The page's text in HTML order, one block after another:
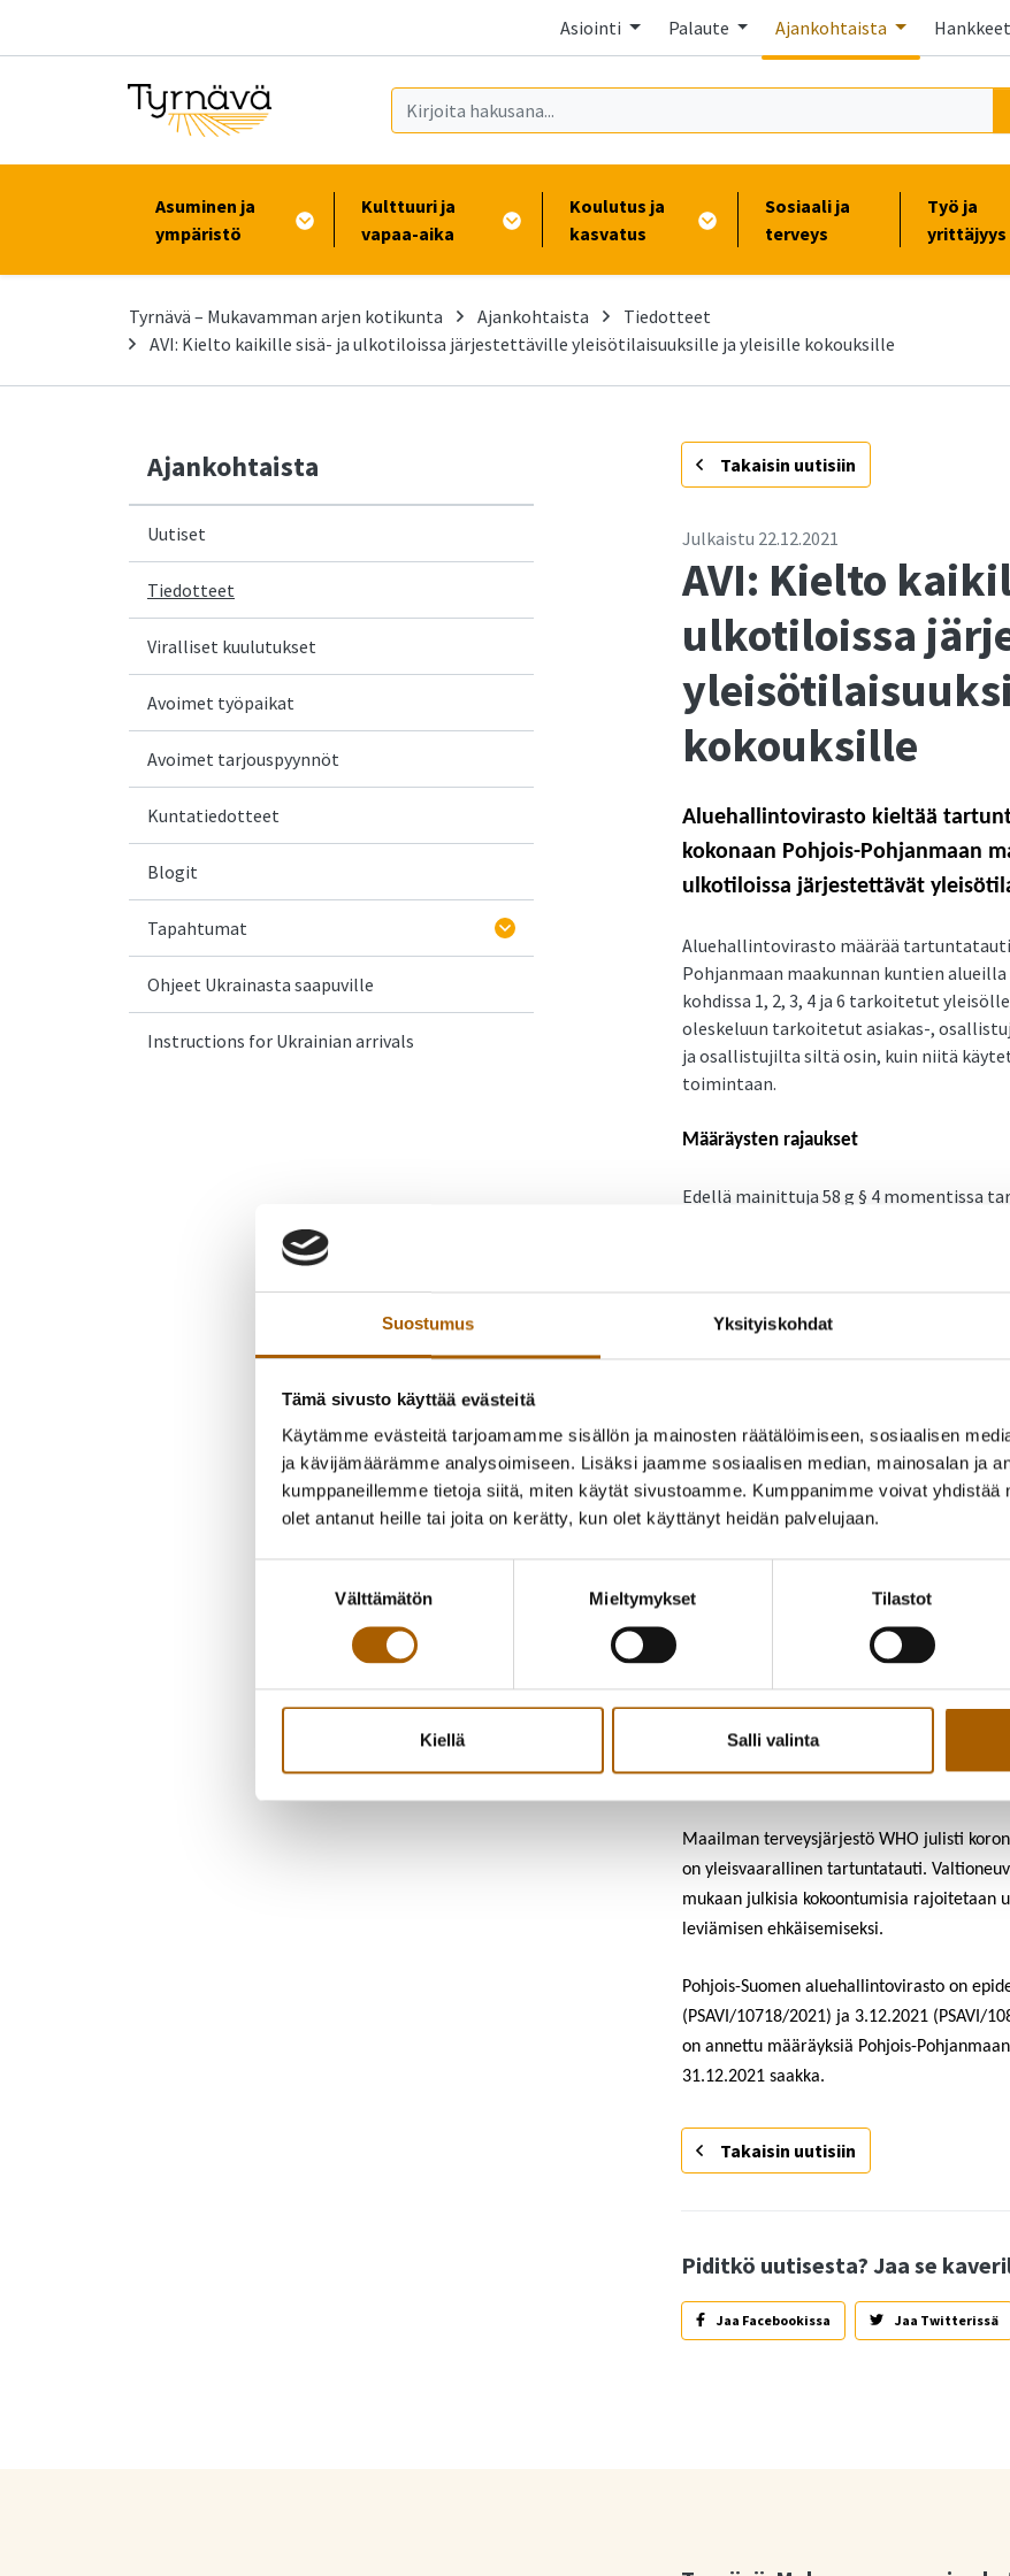
Suostumus Yksityiskohdat
Tämä sivusto käyttää evästeitä
Käytämme evästeitä tarjoamamme sisällön ja mainosten räätälöimiseen, sosiaalisen
ja kävijämäärämme analysoimiseen. Lisäksi jaamme sosiaalisen median, mainosalan ja
kumppaneillemme tietoja siitä, miten käytät sivustoamme. Kumppanimme voivat yhdistää
olet antanut heille tai joita on kerätty, kun olet käyttänyt heidän palvelujaan.
Välttämätön Mieltymykset Tilastot
Kiellä Salli valinta
Asiointi Palaute Ajankohtaista Hankkeet
Asuminen ja
ympäristö
Kulttuuri ja
vapaa-aika
Koulutus ja
kasvatus
Sosiaali ja
terveys
Työ ja
yrittäjyys
Tyrnävä – Mukavamman arjen kotikunta Ajankohtaista
Tiedotteet
AVI: Kielto kaikille sisä- ja ulkotiloissa järjestettäville yleisötilaisuuksille ja yleisille kokouksille
Ajankohtaista
Uutiset
Tiedotteet
Viralliset kuulutukset
Avoimet työpaikat
Avoimet tarjouspyynnöt
Kuntatiedotteet
Blogit
Tapahtumat
Ohjeet Ukrainasta saapuville
Instructions for Ukrainian arrivals
- Takaisin uutisiin
Julkaistu 22.12.2021
AVI: Kielto
ulkotiloissa
kokouksille
Aluehallintovirasto kieltää
kokonaan Pohjois-Pohjanmaan
ulkotiloissa järjestettävät
Aluehallintovirasto määrää
Pohjanmaan maakunnan kuntien
kohdissa 1, 2, 3, 4 ja 6 tarkoitetut
oleskeluun tarkoitetut asiakas-,
ja osallistujilta siltä osin, kuin niitä
toimintaan.
Määräysten rajaukset
Edellä mainittuja 58 g § 4 momentissa
Tämä määräys tilojen väliaikaisesta
momentin kohdan 5 mukaisia tiloja. 5-
ja sisäleikkipaikat.
Tämä päätös ei koske
toimintaa.
Tartuntatautilain 58 g §:n 4
osallistujapiirin oleskeluun tarkoitetut
ja toimijat, joita tämä päätös velvoittaa
Tutustu perusteluihin ja
AVI:n päätlksen
pdf-versio.
Määräysten voimassaolo
Maailman terveysjärjestö WHO julisti
on yleisvaarallinen tartuntatauti.
mukaan julkisia kokoontumisia rajoitetaan
leviämisen ehkäisemiseksi.
Pohjois-Suomen aluehallintovirasto on
(PSAVI/10718/2021) ja 3.12.2021 (PSAVI/
on annettu määräyksiä Pohjois-
31.12.2021 saakka.
Takaisin uutisiin
Piditkö uutisesta? Jaa se
Jaa Facebookissa Jaa Twitterissä